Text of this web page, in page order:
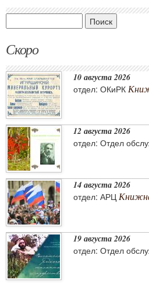
Скоро
10 августа 2026
отдел: ОКиРК
12 августа 2026
отдел: Отдел
14 августа 2026
отдел: АРЦ
19 августа 2026
отдел: Отдел